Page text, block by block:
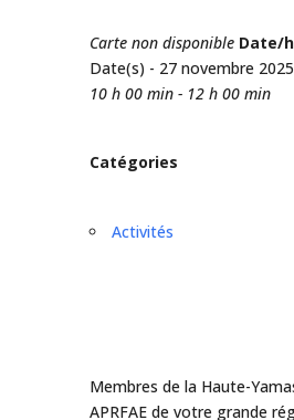
Carte non disponible Date/
Date(s) - 27 novembre 2025
10 h 00 min - 12 h 00 min
Catégories
Activités
Membres de la Haute-
APRFAE de votre grande